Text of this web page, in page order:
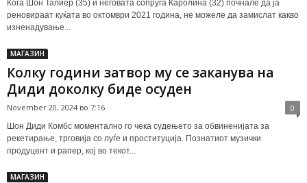
Кога Шон Талиер (35) и неговата сопруга Каролина (32) почнале да ја
реновираат куќата во октомври 2021 година, не можеле да замислат какво
изненадување...
МАГАЗИН
Колку години затвор му се заканува на
Диди доколку биде осуден
November 20, 2024 во 7:16 0
Шон Диди Комбс моментално го чека судењето за обвиненијата за
рекетирање, трговија со луѓе и проституција. Познатиот музички
продуцент и рапер, кој во текот...
МАГАЗИН